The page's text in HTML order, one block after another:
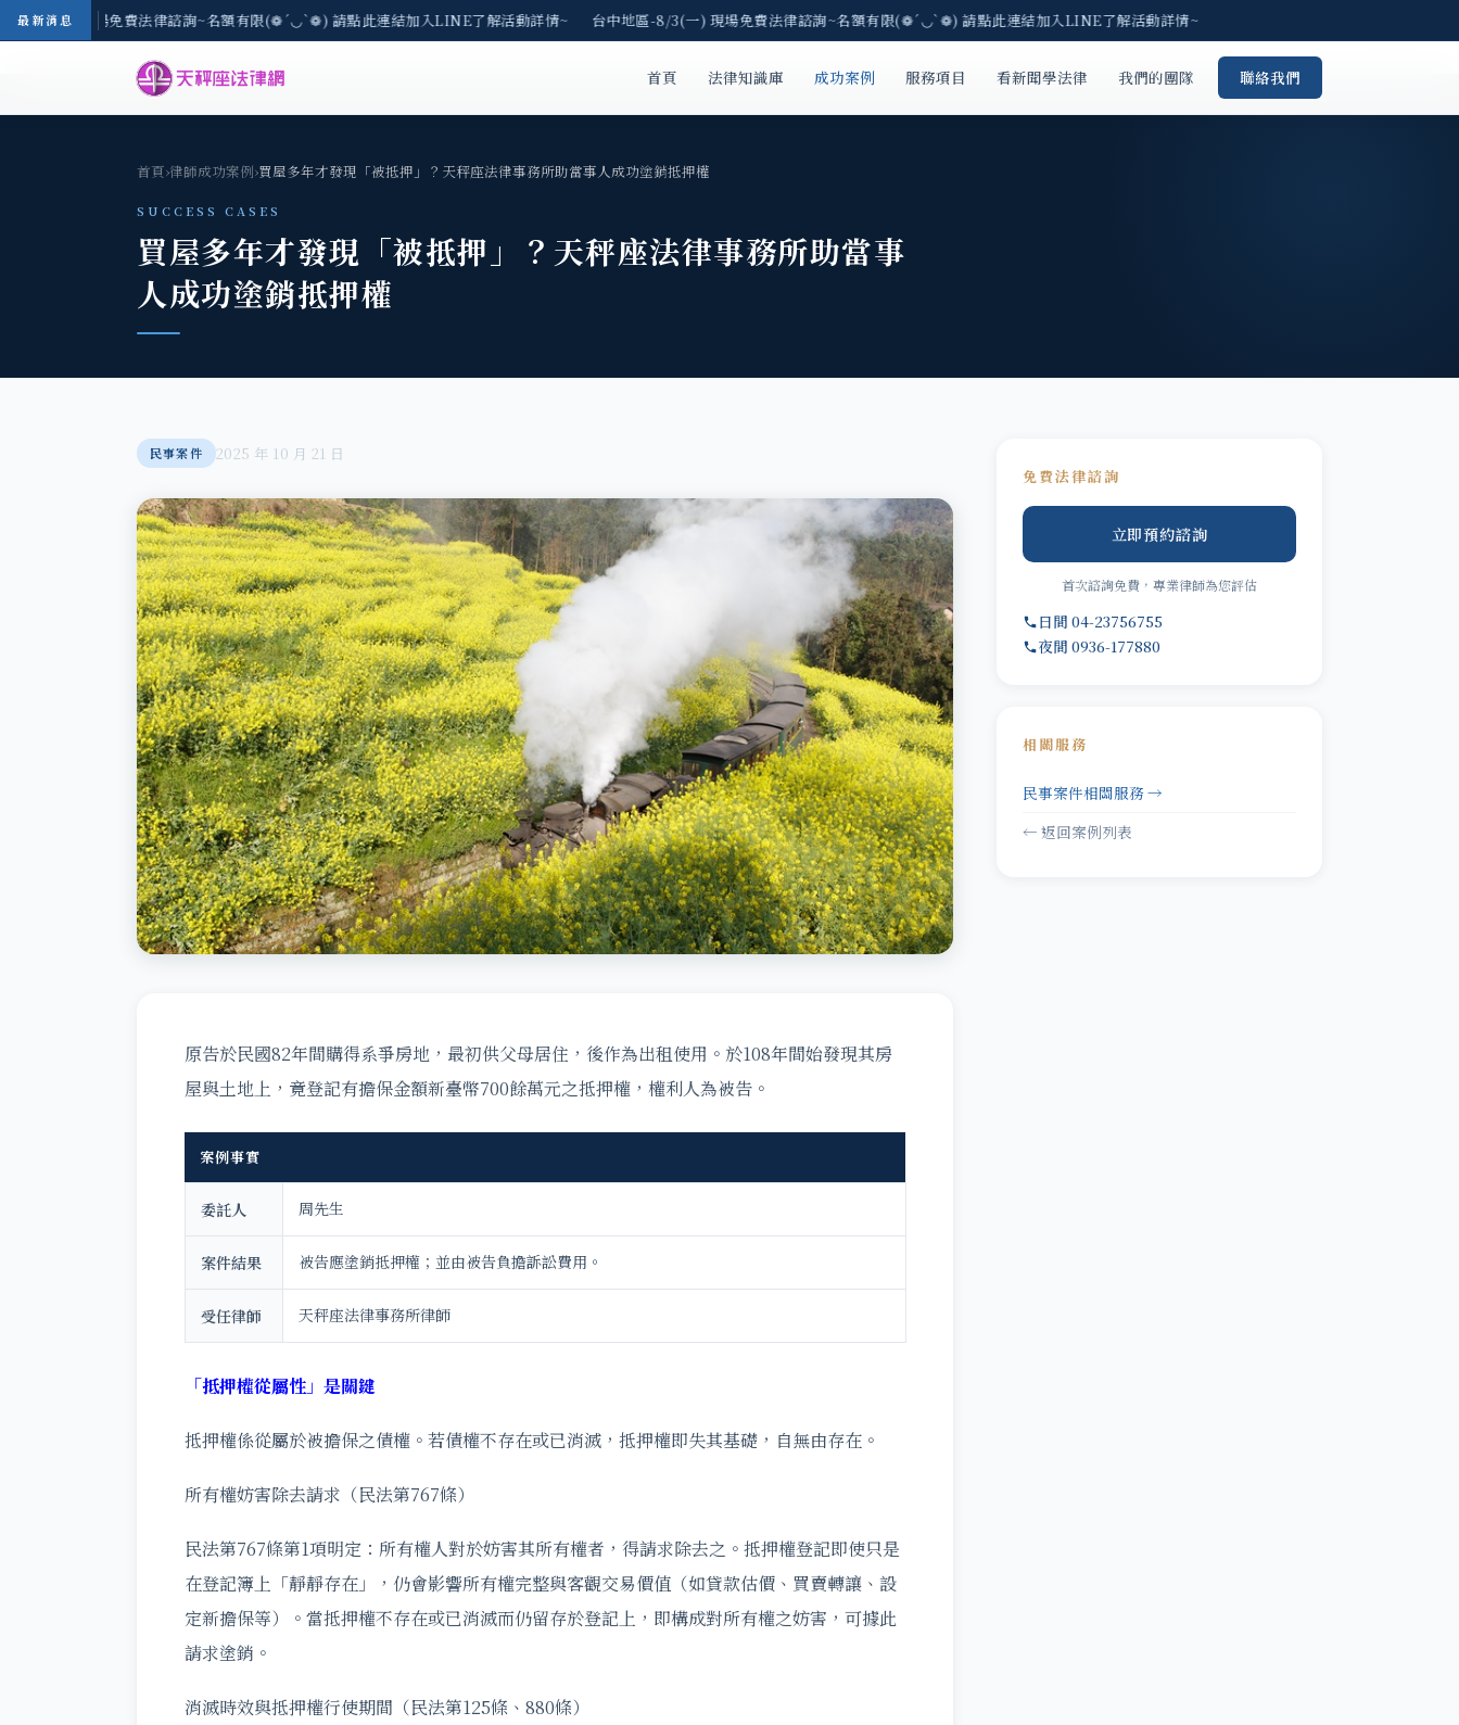
最新消息
3(一) 現場免費法律諮詢~名額有限(❁´◡`❁) 請點此連結加入LINE了解活動詳情~ 台中地區-8/3(一) 現場免費法律諮詢~名額有限(❁´◡`❁) 請點此連結加入LINE了解活動詳情~
首頁 法律知識庫 成功案例 服務項目 看新聞學法律 我們的團隊 聯絡我們
首頁›律師成功案例›買屋多年才發現「被抵押」？天秤座法律事務所助當事人成功塗銷抵押權
SUCCESS CASES
買屋多年才發現「被抵押」？天秤座法律事務所助當事
人成功塗銷抵押權
民事案件 2025 年 10 月 21 日
原告於民國82年間購得系爭房地，最初供父母居住，後作為出租使用。於108年間始發現其房
屋與土地上，竟登記有擔保金額新臺幣700餘萬元之抵押權，權利人為被告。
案例事實
委託人 周先生
案件結果 被告應塗銷抵押權；並由被告負擔訴訟費用。
受任律師 天秤座法律事務所律師
「抵押權從屬性」是關鍵
抵押權係從屬於被擔保之債權。若債權不存在或已消滅，抵押權即失其基礎，自無由存在。
所有權妨害除去請求（民法第767條）
民法第767條第1項明定：所有權人對於妨害其所有權者，得請求除去之。抵押權登記即使只是
在登記簿上「靜靜存在」，仍會影響所有權完整與客觀交易價值（如貸款估價、買賣轉讓、設
定新擔保等）。當抵押權不存在或已消滅而仍留存於登記上，即構成對所有權之妨害，可據此
請求塗銷。
消滅時效與抵押權行使期間（民法第125條、880條）
免費法律諮詢
立即預約諮詢
首次諮詢免費，專業律師為您評估
日間 04-23756755
夜間 0936-177880
相關服務
民事案件相關服務 →
← 返回案例列表